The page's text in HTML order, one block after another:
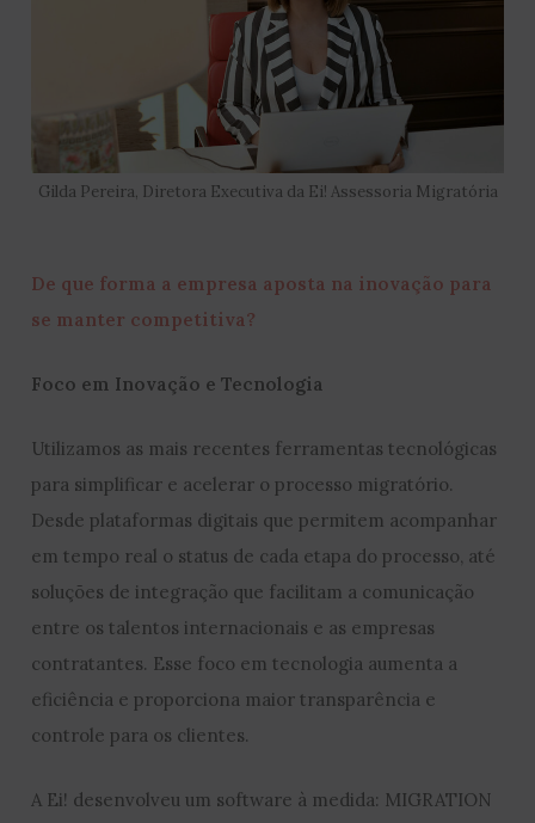
Gilda Pereira, Diretora Executiva da Ei! Assessoria Migratória
De que forma a empresa aposta na inovação para
se manter competitiva?
Foco em Inovação e Tecnologia
Utilizamos as mais recentes ferramentas tecnológicas
para simplificar e acelerar o processo migratório.
Desde plataformas digitais que permitem acompanhar
em tempo real o status de cada etapa do processo, até
soluções de integração que facilitam a comunicação
entre os talentos internacionais e as empresas
contratantes. Esse foco em tecnologia aumenta a
eficiência e proporciona maior transparência e
controle para os clientes.
A Ei! desenvolveu um software à medida: MIGRATION